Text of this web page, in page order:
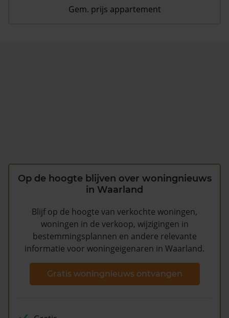
Gem. prijs appartement
Op de hoogte blijven over woningnieuws
in Waarland
Blijf op de hoogte van verkochte woningen,
woningen in de verkoop, wijzigingen in
bestemmingsplannen en andere relevante
informatie voor woningeigenaren in Waarland.
Gratis woningnieuws ontvangen